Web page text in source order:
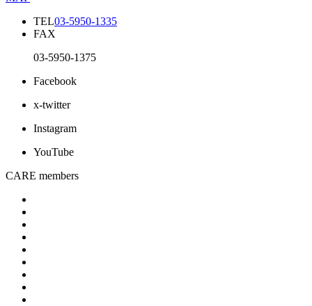
TEL03-5950-1335
FAX
03-5950-1375
Facebook
x-twitter
Instagram
YouTube
CARE members